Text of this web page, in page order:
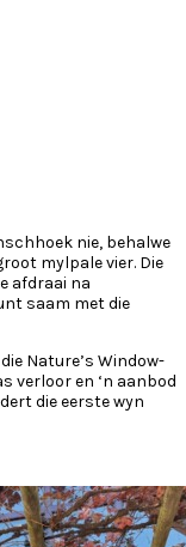
nie, behalwe
mylpale vier. Die
afdraai na
saam met die
Nature’s Window-
verloor en ‘n aanbod
die eerste wyn